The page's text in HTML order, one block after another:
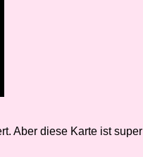
Aber diese Karte ist super